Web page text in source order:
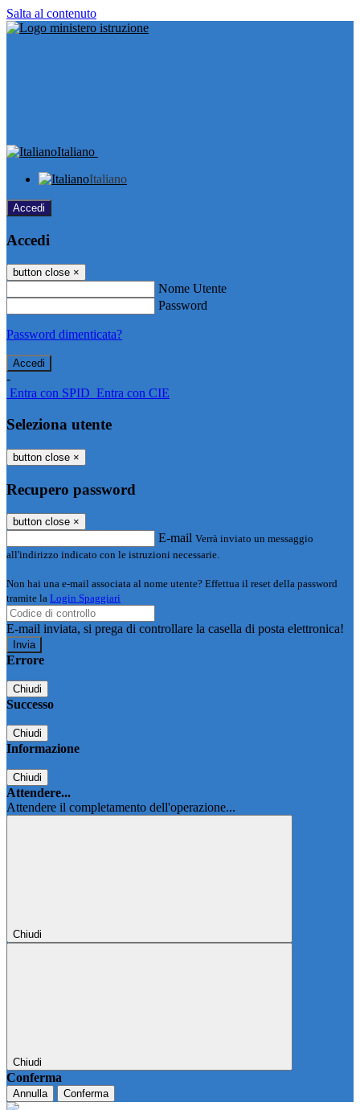
Salta al contenuto
Italiano
Italiano
Accedi
Accedi
button close ×
Nome Utente
Password
Password dimenticata?
-
Entra con SPID Entra con CIE
Seleziona utente
button close ×
Recupero password
button close ×
E-mail Verrà inviato un messaggio
all'indirizzo indicato con le istruzioni necessarie.
Non hai una e-mail associata al nome utente? Effettua il reset della password
tramite la Login Spaggiari
E-mail inviata, si prega di controllare la casella di posta elettronica!
Errore
Chiudi
Successo
Chiudi
Informazione
Chiudi
Attendere...
Attendere il completamento dell'operazione...
Chiudi
Chiudi
Conferma
Annulla Conferma